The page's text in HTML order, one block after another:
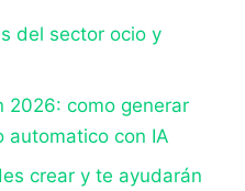
del sector ocio y
2026: como generar
automatico con IA
crear y te ayudarán